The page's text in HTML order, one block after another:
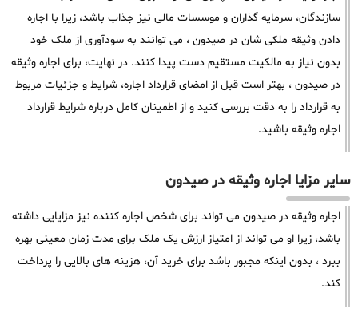
سازندگان، سرمایه گذاران و موسسات مالی نیز جذاب باشد، زیرا با اجاره
دادن وثیقه ملکی شان در صیدون ، می توانند به سودآوری از ملک خود
بدون نیاز به مالکیت مستقیم دست پیدا کنند. در نهایت، برای اجاره وثیقه
در صیدون ، بهتر است قبل از امضای قرارداد اجاره، شرایط و جزئیات مربوط
به قرارداد را به دقت بررسی کنید و از اطمینان کامل درباره شرایط قرارداد
اجاره وثیقه باشید.
سایر مزایا اجاره وثیقه در صیدون
اجاره وثیقه در صیدون می تواند برای شخص اجاره کننده نیز مزایایی داشته
باشد، زیرا او می تواند از امتیاز ارزش یک ملک برای مدت زمان معینی بهره
ببرد ، بدون اینکه مجبور باشد برای خرید آن، هزینه های بالایی را پرداخت
کند.